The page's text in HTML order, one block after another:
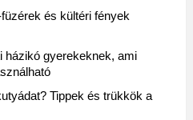
és kültéri fények
házikó gyerekeknek, ami
Tippek és trükkök a